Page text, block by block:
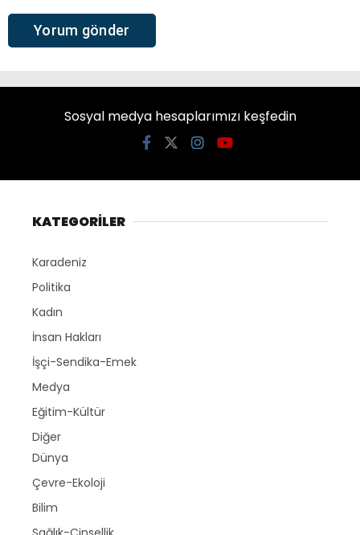
Sosyal medya hesaplarımızı keşfedin
KATEGORİLER
Karadeniz
Politika
Kadın
İnsan Hakları
İşçi-Sendika-Emek
Medya
Eğitim-Kültür
Diğer
Dünya
Çevre-Ekoloji
Bilim